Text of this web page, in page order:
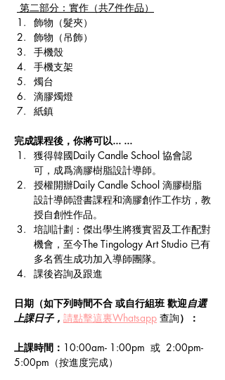
第二部分：實作（共7件作品）
飾物（髮夾）
飾物（吊飾）
手機殼
手機支架
燭台
滴膠燭燈
紙鎮
完成課程後，你將可以... ...
獲得韓國Daily Candle School 協會認
可，成爲滴膠樹脂設計導師。
授權開辦Daily Candle School 滴膠樹脂
設計導師證書課程和滴膠創作工作坊，教
授自創性作品。
培訓計劃：傑出學生將獲實習及工作配對
機會，至今The Tingology Art Studio 已有
多名舊生成功加入導師團隊。
課後咨詢及跟進
日期（如下列時間不合 或自行組班 歡迎自選
上課日子， 請點擊這裏Whatsapp 查詢）：
上課時間： 10:00am- 1:00pm  或  2:00pm-
5:00pm（按進度完成）